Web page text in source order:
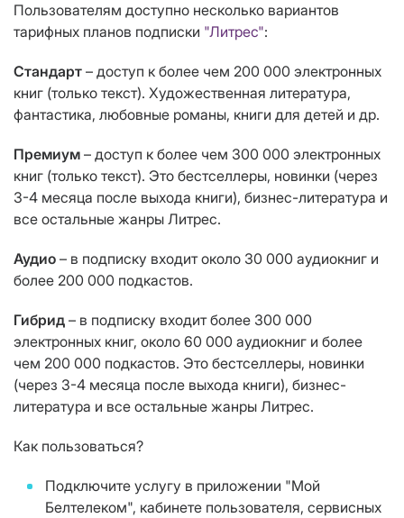
Пользователям доступно несколько вариантов
тарифных планов подписки "Литрес":
Стандарт – доступ к более чем 200 000 электронных
книг (только текст). Художественная литература,
фантастика, любовные романы, книги для детей и др.
Премиум – доступ к более чем 300 000 электронных
книг (только текст). Это бестселлеры, новинки (через
3-4 месяца после выхода книги), бизнес-литература и
все остальные жанры Литрес.
Аудио – в подписку входит около 30 000 аудиокниг и
более 200 000 подкастов.
Гибрид – в подписку входит более 300 000
электронных книг, около 60 000 аудиокниг и более
чем 200 000 подкастов. Это бестселлеры, новинки
(через 3-4 месяца после выхода книги), бизнес-
литература и все остальные жанры Литрес.
Как пользоваться?
Подключите услугу в приложении "Мой
Белтелеком", кабинете пользователя, сервисных